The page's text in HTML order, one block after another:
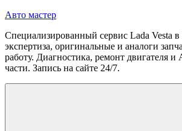
Перейти
содержимому
Авто мастер
Специализированный сервис Lada Vesta
экспертиза, оригинальные и аналоги
работу. Диагностика, ремонт двигателя
части. Запись на сайте 24/7.